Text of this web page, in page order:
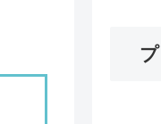
プ